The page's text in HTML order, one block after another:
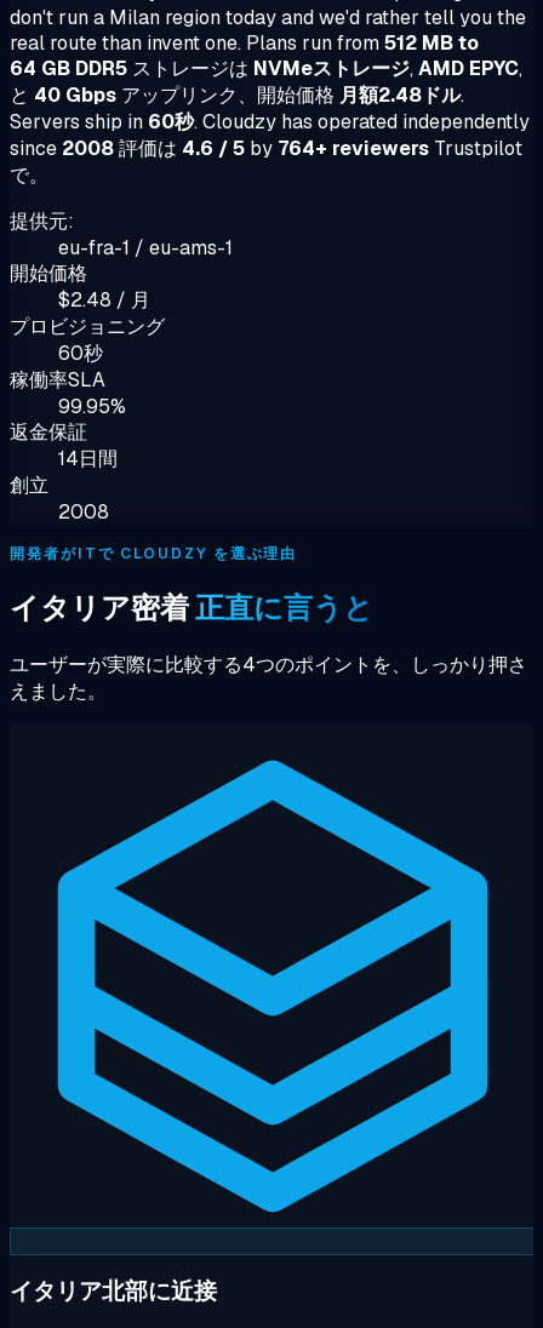
don't run a Milan region today and we'd rather tell you the
real route than invent one. Plans run from512 MB to
64 GB DDR5 ストレージは NVMeストレージ,AMD EPYC,
と 40 Gbps アップリンク、開始価格 月額2.48ドル.
Servers ship in 60秒. Cloudzy has operated independently
since 2008評価は 4.6 / 5 by 764+ reviewers Trustpilot
で。
提供元:
eu-fra-1 / eu-ams-1
開始価格
$2.48 / 月
プロビジョニング
60秒
稼働率SLA
99.95%
返金保証
14日間
創立
2008
開発者がITで CLOUDZY を選ぶ理由
イタリア密着正直に言うと
ユーザーが実際に比較する4つのポイントを、しっかり押さ
えました。
イタリア北部に近接